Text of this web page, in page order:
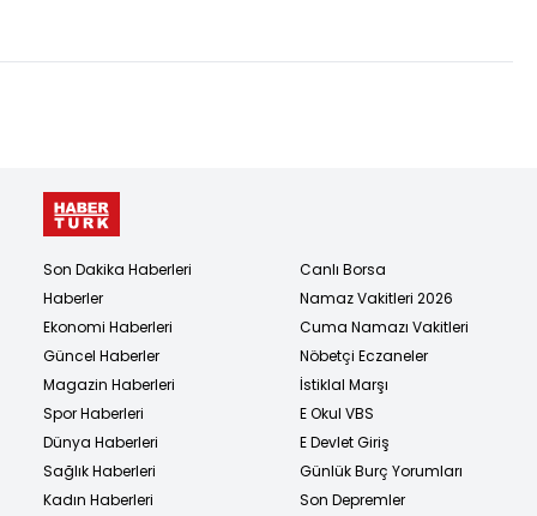
Son Dakika Haberleri
Haberler
Ekonomi Haberleri
Güncel Haberler
Magazin Haberleri
Spor Haberleri
Dünya Haberleri
Sağlık Haberleri
Kadın Haberleri
Canlı Borsa
Namaz Vakitleri 2026
Cuma Namazı Vakitleri
Nöbetçi Eczaneler
İstiklal Marşı
E Okul VBS
E Devlet Giriş
Günlük Burç Yorumları
Son Depremler